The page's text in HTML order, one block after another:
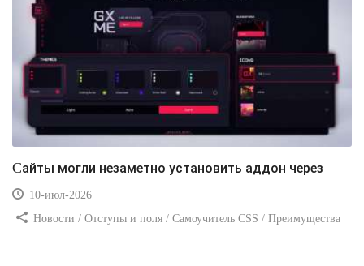
Сайты могли незаметно установить аддон через
10-июл-2026
Новости / Отступы и поля / Самоучитель CSS / Преимущества